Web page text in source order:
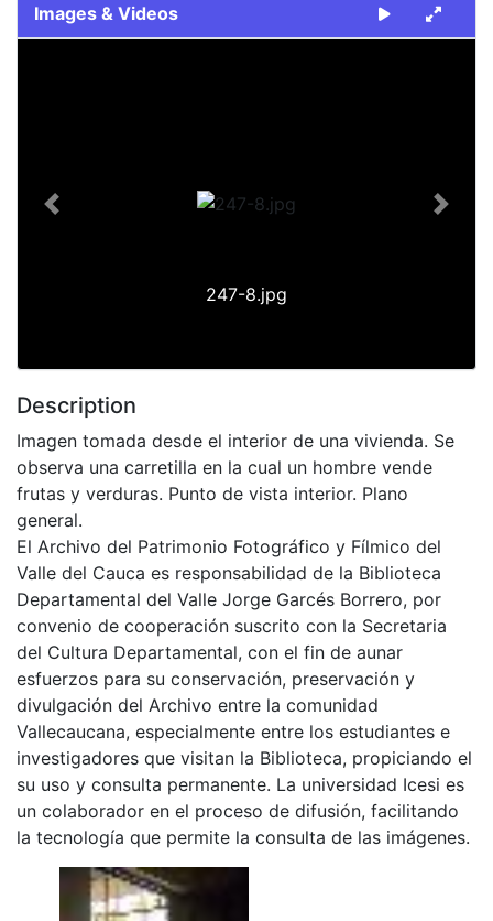
Images & Videos
247-8.jpg
Previous Next
Description
Imagen tomada desde el interior de una vivienda. Se
observa una carretilla en la cual un hombre vende
frutas y verduras. Punto de vista interior. Plano
general.
El Archivo del Patrimonio Fotográfico y Fílmico del
Valle del Cauca es responsabilidad de la Biblioteca
Departamental del Valle Jorge Garcés Borrero, por
convenio de cooperación suscrito con la Secretaria
del Cultura Departamental, con el fin de aunar
esfuerzos para su conservación, preservación y
divulgación del Archivo entre la comunidad
Vallecaucana, especialmente entre los estudiantes e
investigadores que visitan la Biblioteca, propiciando el
su uso y consulta permanente. La universidad Icesi es
un colaborador en el proceso de difusión, facilitando
la tecnología que permite la consulta de las imágenes.